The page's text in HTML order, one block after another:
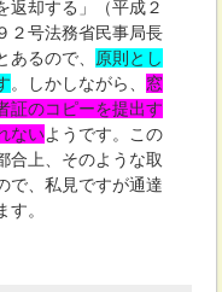
返却する」（平成２
２号法務省民事局長
るので、 原則とし
。しかしながら、 窓
証のコピーを提出す
ないようです。この
合上、そのような取
で、私見ですが通達
。